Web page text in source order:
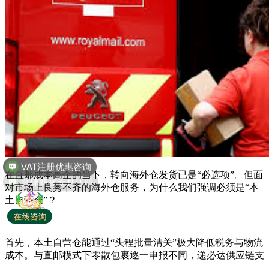
在直邮成本高企的当下，转向海外仓发货已是“必选项”。但面
对市场上良莠不齐的海外仓服务，为什么我们强调必须是“本
土自营仓”？
首先，本土自营仓能通过“头程批量清关”极大降低税务与物流
成本。与直邮模式下零散包裹逐一申报不同，递必达供应链支
全球商标专利注册